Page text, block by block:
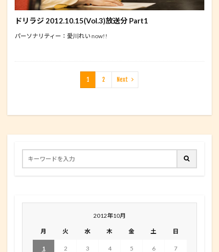
ドリラジ 2012.10.15(Vol.3)放送分 Part1
パーソナリティー：愛川れい now!!
1 2 Next
2012年10月
月 火 水 木 金 土 日
1 2 3 4 5 6 7